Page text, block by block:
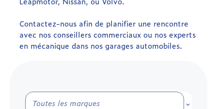
Contactez-nous afin de planifier une rencontre
avec nos conseillers commerciaux ou nos experts
en mécanique dans nos garages automobiles.
Toutes